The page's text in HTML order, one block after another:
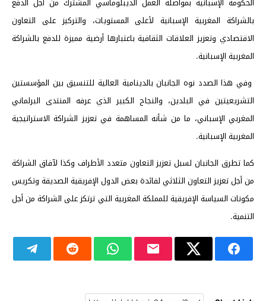
بالشراكة المغربية الإسبانية لأعلى المستويات، والتركيز على التعاون
الاقتصادي وتعزيز العلاقات الثقافية باعتبارها أرضية مميزة للدفع بالشراكة
المغربية الإسبانية.
وفي هذا الصدد نوه الجانبان بالدينامية العالية للتنسيق بين المؤسستين
التشريعيتين في البلدين، والنجاح الكبير الذي عرفه المنتدى البرلماني
المغربي الإسباني، ما من شأنه المساهمة في تعزيز الشراكة الاستراتيجية
المغربية الإسبانية.
كما تطرق الجانبان لسبل تعزيز التعاون متعدد الأطراف وكذا لآفاق الشراكة
من أجل تعزيز التعاون الثلاثي لفائدة بعض الدول الإفريقية الصديقة وتكريس
مكونات السياسة الإفريقية للمملكة المغربية التي ترتكز على الشراكة من أجل
التنمية.